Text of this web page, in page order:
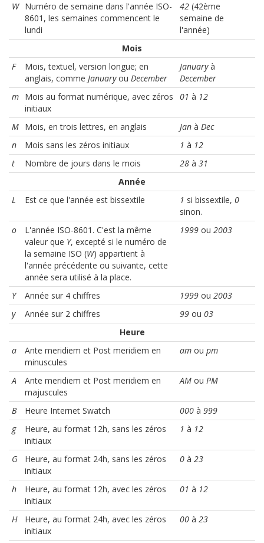
W Numéro de semaine dans l'année ISO-
8601, les semaines commencent le
lundi
42 (42ème
semaine de
l'année)
Mois
F
Mois, textuel, version longue; en
anglais, comme Januaryou December
Januaryà
December
m Mois au format numérique, avec zéros
initiaux
01 à 12
M Mois, en trois lettres, en anglais Jan à Dec
n
Mois sans les zéros initiaux 1 à 12
t
Nombre de jours dans le mois 28 à 31
Année
L
Est ce que l'année est bissextile 1 si bissextile, 0
sinon.
o
L'année ISO-8601. C'est la même
valeur que Y, excepté si le numéro de
la semaine ISO (W) appartient à
l'année précédente ou suivante, cette
année sera utilisé à la place.
1999 ou 2003
Y Année sur 4 chiffres 1999 ou 2003
y
Année sur 2 chiffres 99 ou 03
Heure
a
Ante meridiem et Post meridiem en
minuscules
am ou pm
A
Ante meridiem et Post meridiem en
majuscules
AM ou PM
B Heure Internet Swatch 000 à 999
g
Heure, au format 12h, sans les zéros
initiaux
1 à 12
G
Heure, au format 24h, sans les zéros
initiaux
0 à 23
h
Heure, au format 12h, avec les zéros
initiaux
01 à 12
H
Heure, au format 24h, avec les zéros
initiaux
00 à 23